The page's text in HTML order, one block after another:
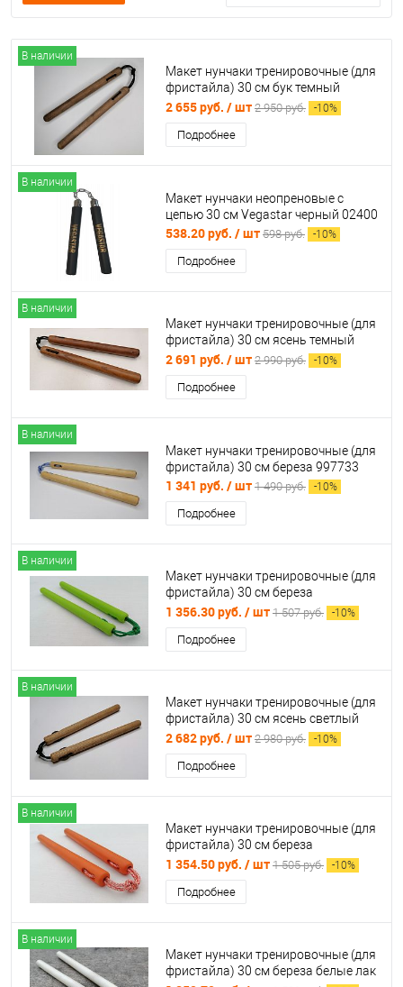
В наличии
Макет нунчаки тренировочные (для
фристайла) 30 см бук темный
997856
2 655 руб. / шт 2 950 руб. -10%
Подробнее
В наличии
Макет нунчаки неопреновые с
цепью 30 см Vegastar черный 02400
538.20 руб. / шт 598 руб. -10%
Подробнее
В наличии
Макет нунчаки тренировочные (для
фристайла) 30 см ясень темный
998623
2 691 руб. / шт 2 990 руб. -10%
Подробнее
В наличии
Макет нунчаки тренировочные (для
фристайла) 30 см береза 997733
1 341 руб. / шт 1 490 руб. -10%
Подробнее
В наличии
Макет нунчаки тренировочные (для
фристайла) 30 см береза
салатовые 996997
1 356.30 руб. / шт 1 507 руб. -10%
Подробнее
В наличии
Макет нунчаки тренировочные (для
фристайла) 30 см ясень светлый
997732
2 682 руб. / шт 2 980 руб. -10%
Подробнее
В наличии
Макет нунчаки тренировочные (для
фристайла) 30 см береза
оранжевые 996998
1 354.50 руб. / шт 1 505 руб. -10%
Подробнее
В наличии
Макет нунчаки тренировочные (для
фристайла) 30 см береза белые лак